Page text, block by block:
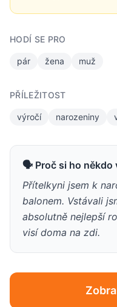
HODÍ SE PRO
pár žena muž
PŘÍLEŽITOST
výročí narozeniny
🗣 Proč si ho někdo
Přítelkyni jsem k
balonem. Vstávali
absolutně nejlepší
visí doma na zdi.